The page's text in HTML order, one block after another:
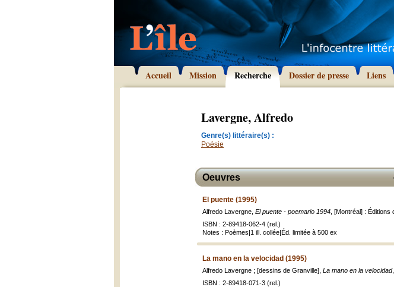
Accueil Mission Recherche Dossier de presse Liens
Lavergne, Alfredo
Genre(s) littéraire(s) :
Poésie
Oeuvres
El puente (1995)
Alfredo Lavergne, El puente - poemario 1994 , [Montréal] :
ISBN : 2-89418-062-4 (rel.)
Notes : Poèmes|1 ill. collée|Éd. limitée à 500 ex
La mano en la velocidad (1995)
Alfredo Lavergne ; [dessins de Granville], La mano en la velocidad
ISBN : 2-89418-071-3 (rel.)